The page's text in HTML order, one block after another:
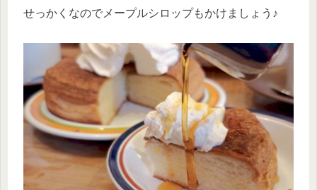
せっかくなのでメープルシロップもかけましょう♪